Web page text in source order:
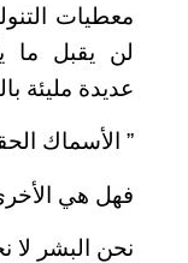
معطيات
لن يقبل ما
عديدة مليئة
” الأسماك
فهل هي
نحن البشر لا